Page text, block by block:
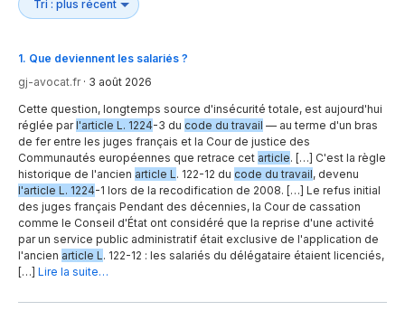
1. Que deviennent les salariés ?
gj-avocat.fr· 3 août 2026
Cette question, longtemps source d'insécurité totale, est aujourd'hui
réglée parl'article L. 1224-3 du code du travail — au terme d'un bras
de fer entre les juges français et la Cour de justice des
Communautés européennes que retrace cet article. […] C'est la règle
historique de l'ancien article L . 122-12 du code du travail, devenu
l'article L. 1224-1 lors de la recodification de 2008. […] Le refus initial
des juges français Pendant des décennies, la Cour de cassation
comme le Conseil d'État ont considéré que la reprise d'une activité
par un service public administratif était exclusive de l'application de
l'ancien article L . 122-12 : les salariés du délégataire étaient licenciés,
[…] Lire la suite…